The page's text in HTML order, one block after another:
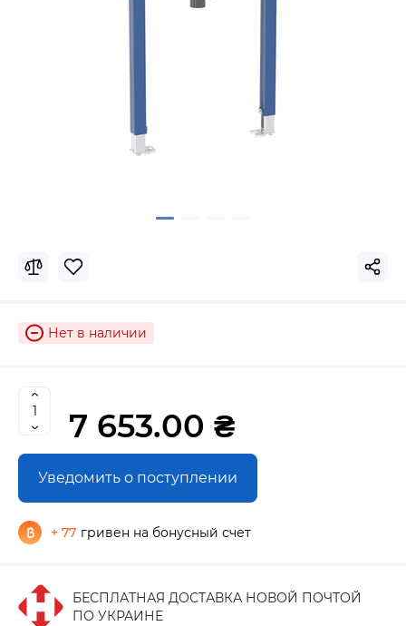
Нет в наличии
7 653.00 ₴
Уведомить о поступлении
+ 77 гривен на бонусный счет
БЕСПЛАТНАЯ ДОСТАВКА НОВОЙ ПОЧТОЙ
ПО УКРАИНЕ